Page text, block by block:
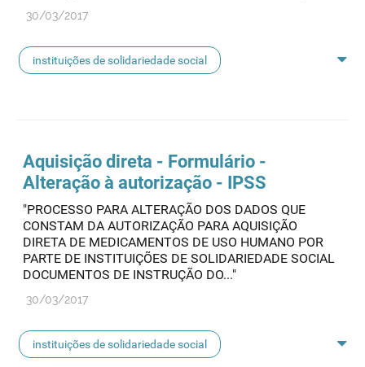
30/03/2017
instituições de solidariedade social
Aquisição direta - Formulário -
Alteração à autorização - IPSS
"PROCESSO PARA ALTERAÇÃO DOS DADOS QUE
CONSTAM DA AUTORIZAÇÃO PARA AQUISIÇÃO
DIRETA DE MEDICAMENTOS DE USO HUMANO POR
PARTE DE INSTITUIÇÕES DE SOLIDARIEDADE SOCIAL
DOCUMENTOS DE INSTRUÇÃO DO..."
30/03/2017
instituições de solidariedade social